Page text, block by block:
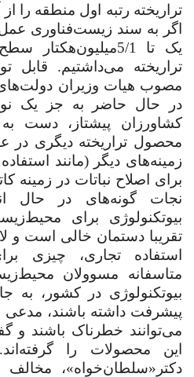
تراریخته رتبه اول منطقه
اگر به سند زیست‌فناوری عمل
یک تا 5/
تراریخته می‌داشتیم.
مصوب هیات وزیران
در حال حاضر به جز یک
کشاورزان پیشتاز، دست
محصول تراریخته دیگری در
زمینه‌های دیگر (مانند
برای اصلاح نباتات در زمینه
نجات گونه‌های در حال
بیوتکنولوژی برای
تقریبا دستمان خالی است و
استفاده تجاری، چیزی
متاسفانه مسوولان
بیوتکنولوژی در کشور، به
پیشرفت داشته باشند،
می‌توانند خطرناک باشند و
این محصولات را
دکتر«سلطان‌خواه»،